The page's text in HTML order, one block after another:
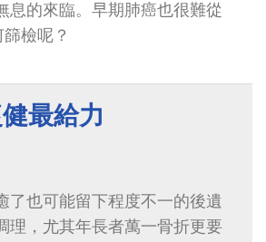
息的來臨。早期肺癌也很難從
檢呢？
最給力
了也可能留下程度不一的後遺
理，尤其年長者萬一骨折更要